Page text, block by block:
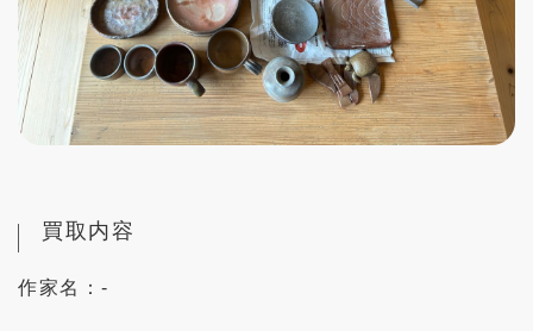
買取内容
作家名：-